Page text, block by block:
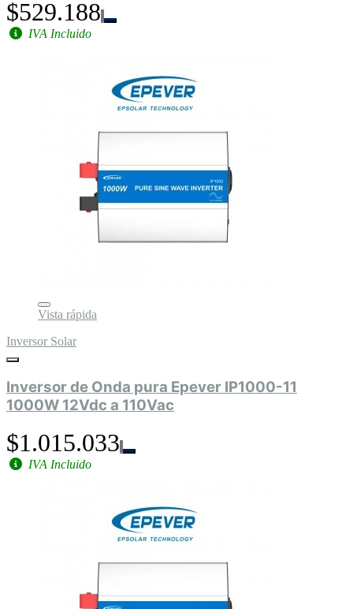
$529.188
IVA Incluido
Vista rápida
Inversor Solar
Inversor de Onda pura Epever IP1000-11
1000W 12Vdc a 110Vac
$1.015.033
IVA Incluido